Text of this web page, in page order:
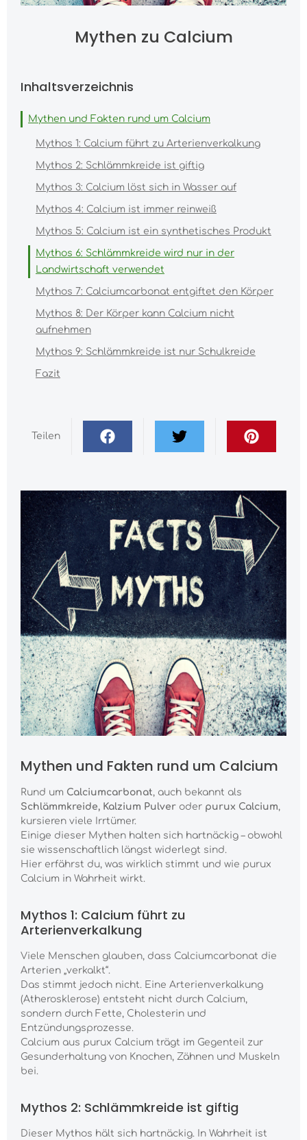
Mythen zu Calcium
Inhaltsverzeichnis
Mythen und Fakten rund um Calcium
Mythos 1: Calcium führt zu Arterienverkalkung
Mythos 2: Schlämmkreide ist giftig
Mythos 3: Calcium löst sich in Wasser auf
Mythos 4: Calcium ist immer reinweiß
Mythos 5: Calcium ist ein synthetisches Produkt
Mythos 6: Schlämmkreide wird nur in der
Landwirtschaft verwendet
Mythos 7: Calciumcarbonat entgiftet den Körper
Mythos 8: Der Körper kann Calcium nicht
aufnehmen
Mythos 9: Schlämmkreide ist nur Schulkreide
Fazit
Teilen
Mythen und Fakten rund um Calcium
Rund um Calciumcarbonat, auch bekannt als
Schlämmkreide, Kalzium Pulver oder purux Calcium,
kursieren viele Irrtümer.
Einige dieser Mythen halten sich hartnäckig – obwohl
sie wissenschaftlich längst widerlegt sind.
Hier erfährst du, was wirklich stimmt und wie purux
Calcium in Wahrheit wirkt.
Mythos 1: Calcium führt zu
Arterienverkalkung
Viele Menschen glauben, dass Calciumcarbonat die
Arterien „verkalkt“.
Das stimmt jedoch nicht. Eine Arterienverkalkung
(Atherosklerose) entsteht nicht durch Calcium,
sondern durch Fette, Cholesterin und
Entzündungsprozesse.
Calcium aus purux Calcium trägt im Gegenteil zur
Gesunderhaltung von Knochen, Zähnen und Muskeln
bei.
Mythos 2: Schlämmkreide ist giftig
Dieser Mythos hält sich hartnäckig. In Wahrheit ist